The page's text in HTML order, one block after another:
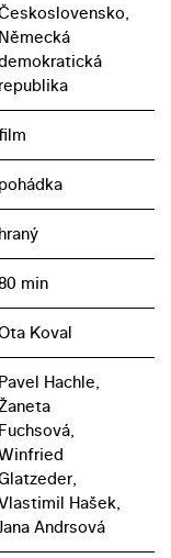
Německá
republika
pohádka
hraný
min
Koval
Pavel Hachle,
Fuchsová,
Hašek,
Andrsová